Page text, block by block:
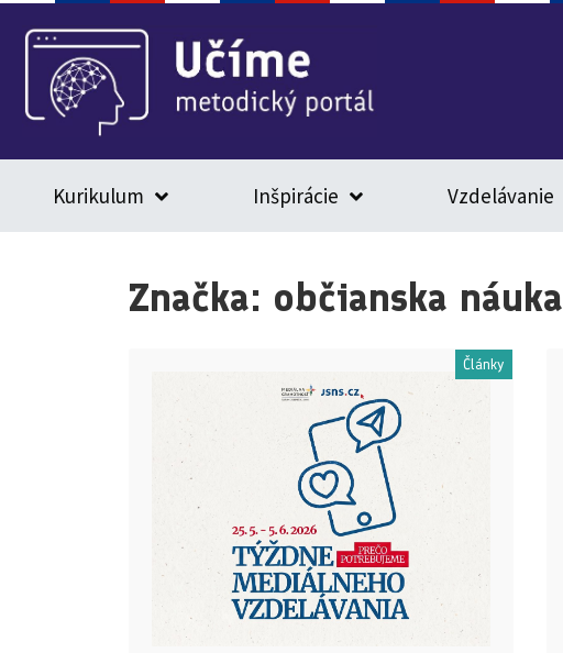
Kurikulum Inšpirácie Vzdelávanie
Značka: občianska náuka
Články